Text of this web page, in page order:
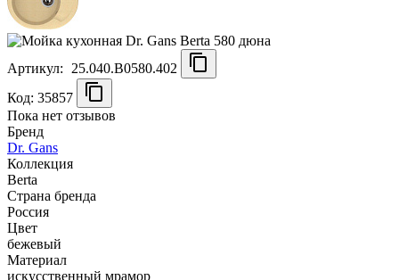
Артикул:
25.040.B0580.402
Код: 35857
Пока нет отзывов
Бренд
Dr. Gans
Коллекция
Berta
Страна бренда
Россия
Цвет
бежевый
Материал
искусственный мрамор